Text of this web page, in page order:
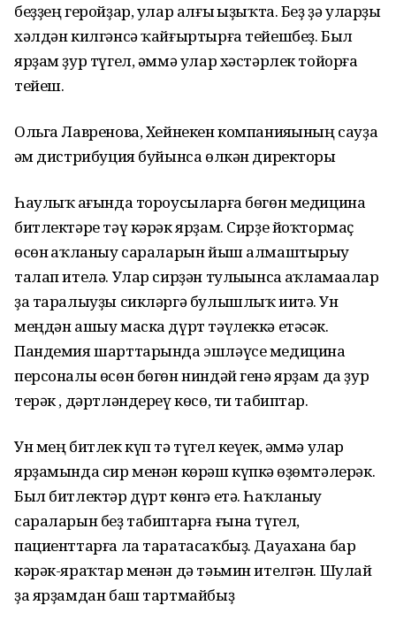
беҙҙең геройҙар, улар алғы һыҙыҡта. Беҙ ҙә уларҙы
хәлдән килгәнсә ҡайғыртырға тейешбеҙ. Был
ярҙам ҙур түгел, әммә улар хәстәрлек тойорға
тейеш.
Ольга Лавренова, Хейнекен компанияһының сауҙа
һәм дистрибуция буйынса өлкән директоры
Һаулыҡ һағында тороусыларға бөгөн медицина
битлектәре тәү кәрәк ярҙам. Сирҙе йоҡтормаҫ
өсөн һаҡланыу сараларын йыш алмаштырыу
талап ителә. Улар сирҙән тулыһынса һаҡламаһалар
ҙа таралыуҙы сикләргә булышлыҡ иитә. Ун
меңдән ашыу маска дүрт тәүлеккә етәсәк.
Пандемия шарттарында эшләүсе медицина
персоналы өсөн бөгөн ниндәй генә ярҙам да ҙур
терәк , дәртләндереү көсө, ти табиптар.
Ун мең битлек күп тә түгел кеүек, әммә улар
ярҙамында сир менән көрәш күпкә һөҙөмтәлерәк.
Был битлектәр дүрт көнгә етә. Һаҡланыу
сараларын беҙ табиптарға ғына түгел,
пациенттарға ла таратасаҡбыҙ. Дауахана бар
кәрәк-яраҡтар менән дә тәьмин ителгән. Шулай
ҙа ярҙамдан баш тартмайбыҙ